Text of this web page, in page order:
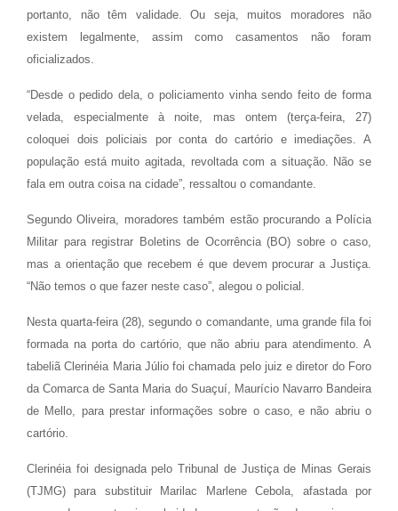
portanto, não têm validade. Ou seja, muitos moradores não
existem legalmente, assim como casamentos não foram
oficializados.
“Desde o pedido dela, o policiamento vinha sendo feito de forma
velada, especialmente à noite, mas ontem (terça-feira, 27)
coloquei dois policiais por conta do cartório e imediações. A
população está muito agitada, revoltada com a situação. Não se
fala em outra coisa na cidade”, ressaltou o comandante.
Segundo Oliveira, moradores também estão procurando a Polícia
Militar para registrar Boletins de Ocorrência (BO) sobre o caso,
mas a orientação que recebem é que devem procurar a Justiça.
“Não temos o que fazer neste caso”, alegou o policial.
Nesta quarta-feira (28), segundo o comandante, uma grande fila foi
formada na porta do cartório, que não abriu para atendimento. A
tabeliã Clerinéia Maria Júlio foi chamada pelo juiz e diretor do Foro
da Comarca de Santa Maria do Suaçuí, Maurício Navarro Bandeira
de Mello, para prestar informações sobre o caso, e não abriu o
cartório.
Clerinéia foi designada pelo Tribunal de Justiça de Minas Gerais
(TJMG) para substituir Marilac Marlene Cebola, afastada por